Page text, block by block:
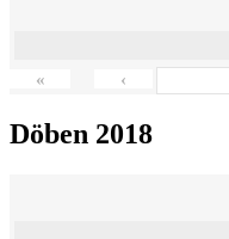
« ‹
Döben 2018